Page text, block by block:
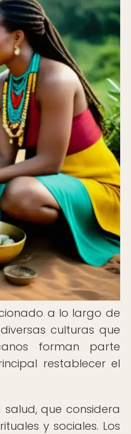
a lo largo de
culturas que
forman parte
restablecer el
que considera
y sociales. Los